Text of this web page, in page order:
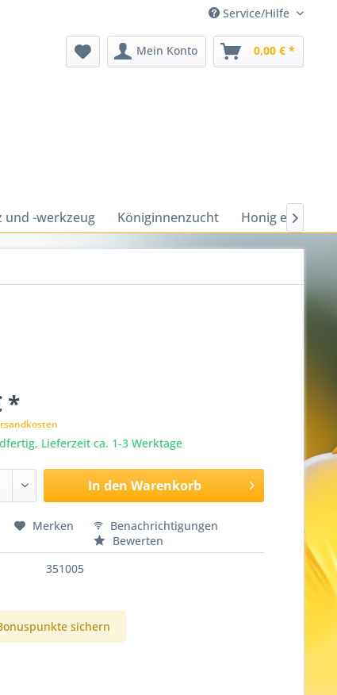
Service/Hilfe
Mein Konto 0,00 € *
und -werkzeug Königinnenzucht Honig ernten

*
Lieferzeit ca. 1-3 Werktage
In den Warenkorb
Merken
Benachrichtigungen
Bewerten
351005
sichern